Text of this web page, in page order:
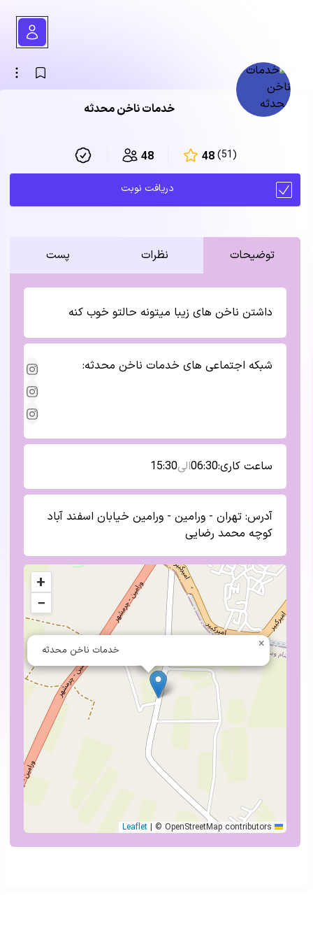
خدمات ناخن محدثه
48 (51)
48
دریافت نوبت
توضیحات نظرات پست
داشتن ناخن های زیبا میتونه حالتو خوب کنه
شبکه اجتماعی های خدمات ناخن محدثه:
ساعت کاری:06:30الی15:30
آدرس: تهران - ورامین - ورامین خیابان اسفند آباد
کوچه محمد رضایی
خدمات ناخن محدثه ×
+
−
| © OpenStreetMap contributors